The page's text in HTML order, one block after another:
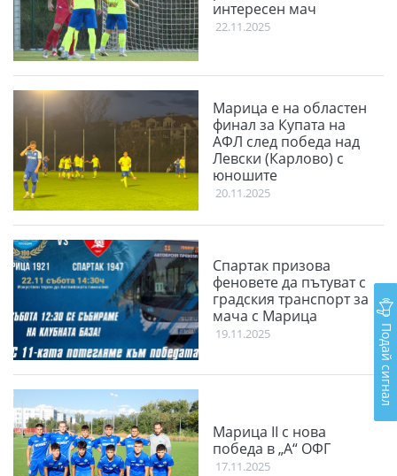
интересен мач
22.11.2025
Марица е на областен
финал за Купата на
АФЛ след победа над
Левски (Карлово) с
юношите
20.11.2025
Спартак призова
феновете да пътуват с
градския транспорт за
мача с Марица
19.11.2025
Марица II с нова
победа в „А“ ОФГ
17.11.2025
Подай сигнал